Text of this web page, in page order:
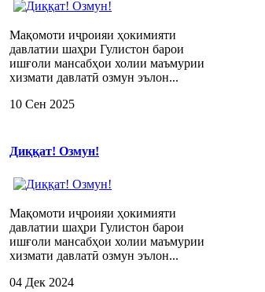
Мақомоти иҷроияи ҳокимияти
давлатии шаҳри Гулистон барои
ишғоли мансабҳои холии маъмурии
хизмати давлатӣ озмун эълон...
10 Сен 2025
Диққат! Озмун!
Мақомоти иҷроияи ҳокимияти
давлатии шаҳри Гулистон барои
ишғоли мансабҳои холии маъмурии
хизмати давлатӣ озмун эълон...
04 Дек 2024